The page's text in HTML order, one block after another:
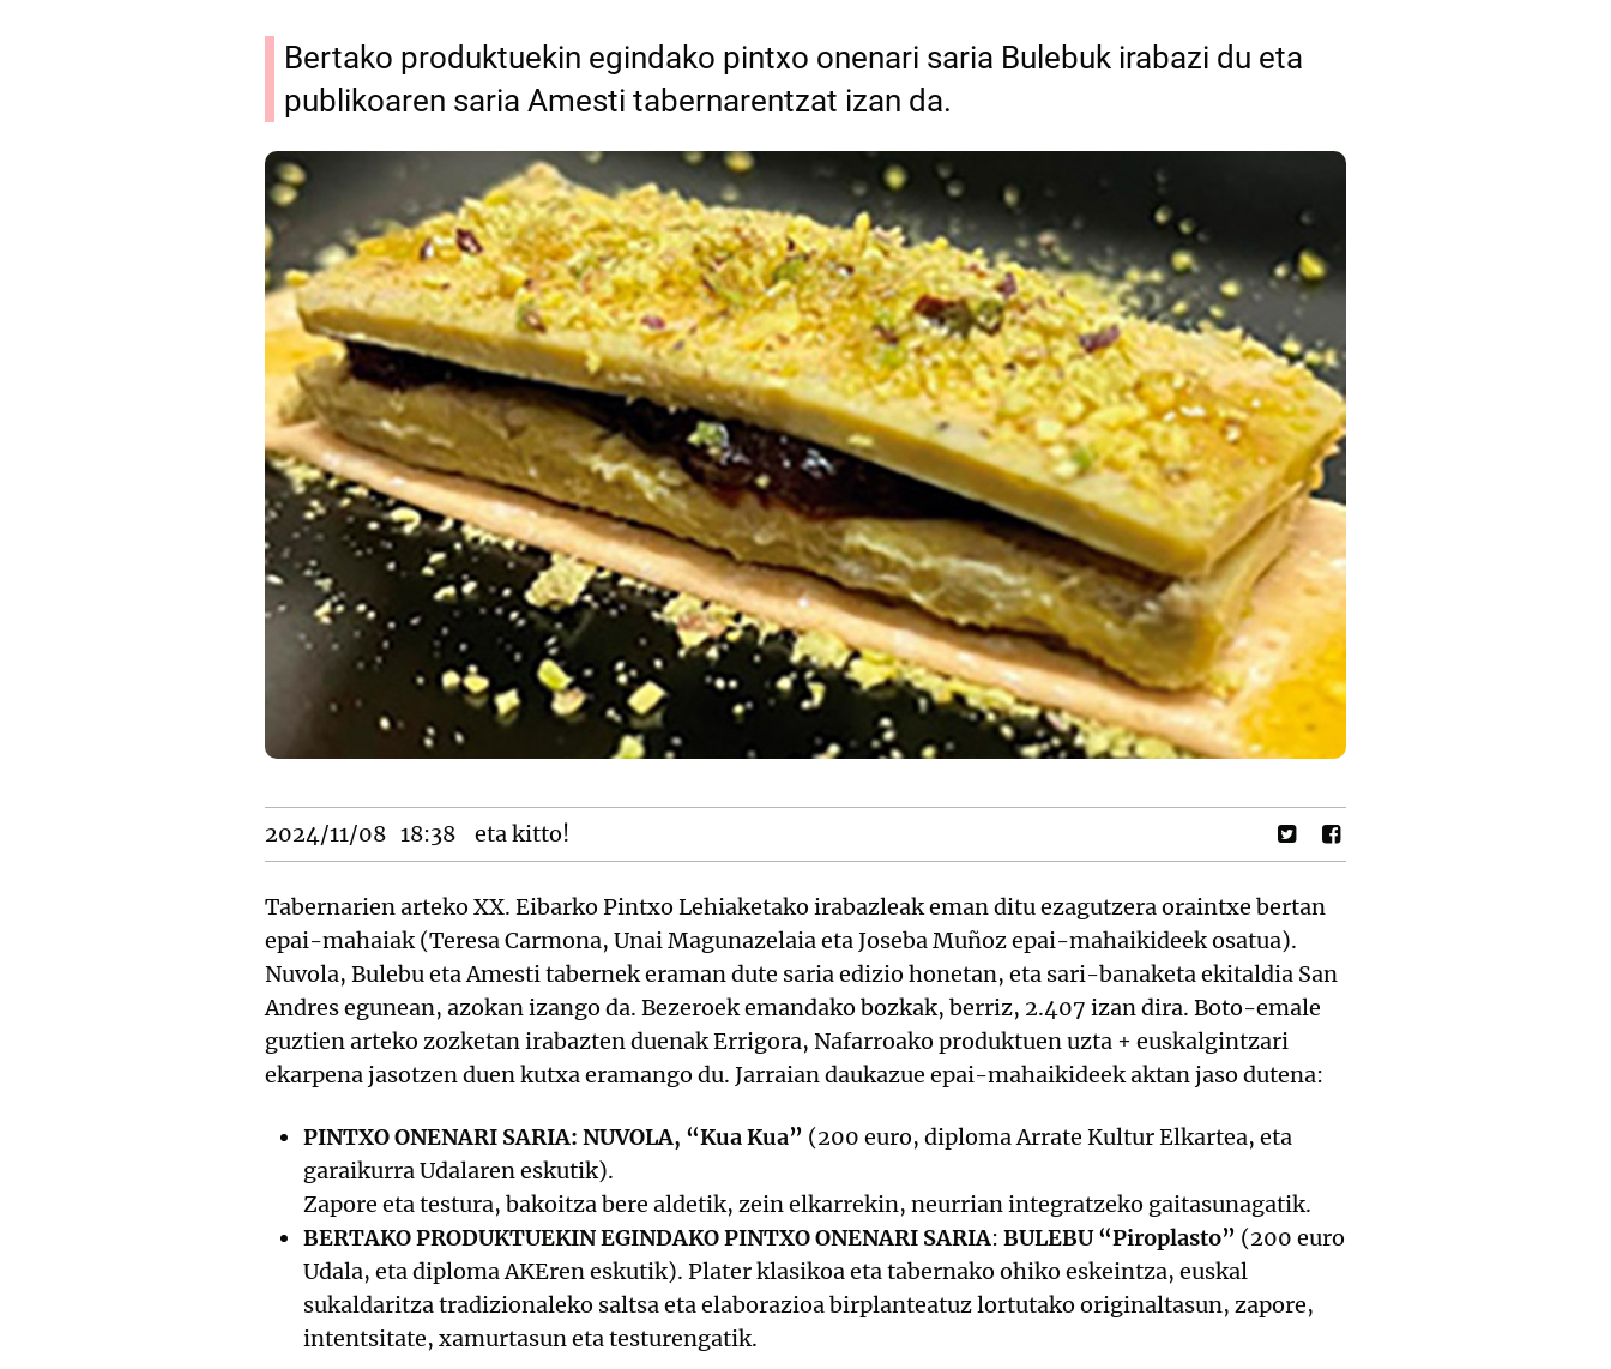
Bertako produktuekin egindako pintxo onenari saria Bulebuk irabazi du eta
publikoaren saria Amesti tabernarentzat izan da.
2024/11/08 18:38 eta kitto!
Tabernarien arteko XX. Eibarko Pintxo Lehiaketako irabazleak eman ditu ezagutzera oraintxe bertan
epai-mahaiak (Teresa Carmona, Unai Magunazelaia eta Joseba Muñoz epai-mahaikideek osatua).
Nuvola, Bulebu eta Amesti tabernek eraman dute saria edizio honetan, eta sari-banaketa ekitaldia San
Andres egunean, azokan izango da. Bezeroek emandako bozkak, berriz, 2.407 izan dira. Boto-emale
guztien arteko zozketan irabazten duenak Errigora, Nafarroako produktuen uzta + euskalgintzari
ekarpena jasotzen duen kutxa eramango du. Jarraian daukazue epai-mahaikideek aktan jaso dutena:
PINTXO ONENARI SARIA: NUVOLA, “Kua Kua” (200 euro, diploma Arrate Kultur Elkartea, eta
garaikurra Udalaren eskutik).
Zapore eta testura, bakoitza bere aldetik, zein elkarrekin, neurrian integratzeko gaitasunagatik.
BERTAKO PRODUKTUEKIN EGINDAKO PINTXO ONENARI SARIA: BULEBU “Piroplasto” (200 euro
Udala, eta diploma AKEren eskutik). Plater klasikoa eta tabernako ohiko eskeintza, euskal
sukaldaritza tradizionaleko saltsa eta elaborazioa birplanteatuz lortutako originaltasun, zapore,
intentsitate, xamurtasun eta testurengatik.